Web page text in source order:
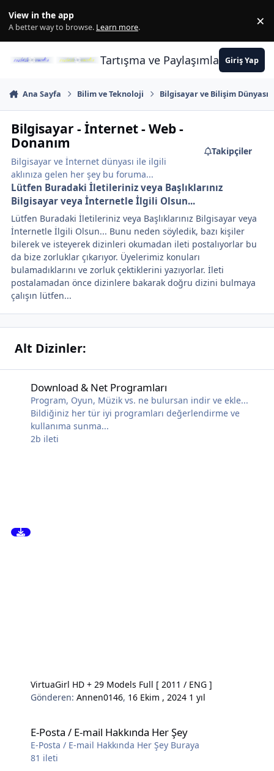
View in the app
A better way to browse. Learn more. ×
Tartışma ve PaylaşımlarınGiriş Yap
Ana Sayfa Bilim ve Teknoloji Bilgisayar ve Bilişim Dünyası
Bilgisayar - İnternet - Web -
Donanım
Bilgisayar ve İnternet dünyası ile ilgili
aklınıza gelen her şey bu foruma...
Takipçiler
Lütfen Buradaki İletileriniz veya Başlıklarınız
Bilgisayar veya İnternetle İlgili Olsun...
Lütfen Buradaki İletileriniz veya Başlıklarınız Bilgisayar veya
İnternetle İlgili Olsun... Bunu neden söyledik, bazı kişiler
bilerek ve isteyerek dizinleri okumadan ileti postalıyorlar bu
da bize zorluklar çıkarıyor. Üyelerimiz konuları
bulamadıklarını ve zorluk çektiklerini yazıyorlar. İleti
postalamadan önce dizinlere bakarak doğru dizini bulmaya
çalışın lütfen...
Alt Dizinler:
Download & Net Programları
Program, Oyun, Müzik vs. ne bulursan indir ve ekle...
Bildiğiniz her tür iyi programları değerlendirme ve
kullanıma sunma...
2b ileti
VirtuaGirl HD + 29 Models Full [ 2011 / ENG ]
Gönderen:Annen0146, 16 Ekim , 2024 1 yıl
E-Posta / E-mail Hakkında Her Şey
E-Posta / E-mail Hakkında Her Şey Buraya
81 ileti